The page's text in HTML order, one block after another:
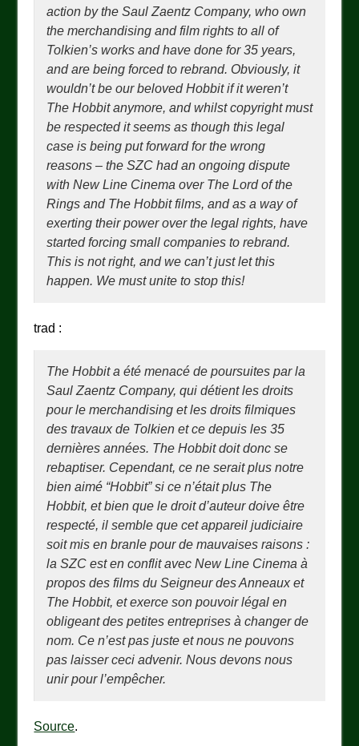
action by the Saul Zaentz Company, who own
the merchandising and film rights to all of
Tolkien’s works and have done for 35 years,
and are being forced to rebrand. Obviously, it
wouldn’t be our beloved Hobbit if it weren’t
The Hobbit anymore, and whilst copyright must
be respected it seems as though this legal
case is being put forward for the wrong
reasons – the SZC had an ongoing dispute
with New Line Cinema over The Lord of the
Rings and The Hobbitfilms, and as a way of
exerting their power over the legal rights, have
started forcing small companies to rebrand.
This is not right, and we can’t just let this
happen. We must unite to stop this!
trad :
The Hobbita été menacé de poursuites par la
Saul Zaentz Company, qui détient les droits
pour le merchandising et les droits filmiques
des travaux de Tolkien et ce depuis les 35
dernières années. The Hobbitdoit donc se
rebaptiser. Cependant, ce ne serait plus notre
bien aimé “Hobbit” si ce n’était plus The
Hobbit, et bien que le droit d’auteur doive être
respecté, il semble que cet appareil judiciaire
soit mis en branle pour de mauvaises raisons :
la SZC est en conflit avecNew Line Cinema à
propos des films du Seigneur des Anneauxet
The Hobbit, et exerce son pouvoir légal en
obligeant des petites entreprises à changer de
nom. Ce n’est pas juste et nous ne pouvons
pas laisser ceci advenir. Nous devons nous
unir pour l’empêcher.
Source.